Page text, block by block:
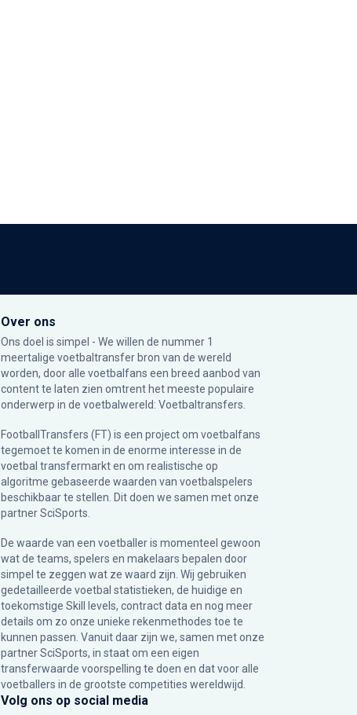
Over ons
Ons doel is simpel - We willen de nummer 1
meertalige voetbaltransfer bron van de wereld
worden, door alle voetbalfans een breed aanbod van
content te laten zien omtrent het meeste populaire
onderwerp in de voetbalwereld: Voetbaltransfers.
FootballTransfers (FT) is een project om voetbalfans
tegemoet te komen in de enorme interesse in de
voetbal transfermarkt en om realistische op
algoritme gebaseerde waarden van voetbalspelers
beschikbaar te stellen. Dit doen we samen met onze
partnerSciSports
De waarde van een voetballer is momenteel gewoon
wat de teams, spelers en makelaars bepalen door
simpel te zeggen wat ze waard zijn. Wij gebruiken
gedetailleerde voetbal statistieken, de huidige en
toekomstige Skill levels, contract data en nog meer
details om zo onze unieke rekenmethodes toe te
kunnen passen. Vanuit daar zijn we, samen met onze
partner SciSports, in staat om een eigen
transferwaarde voorspelling te doen en dat voor alle
voetballers in de grootste competities wereldwijd.
Volg ons op social media